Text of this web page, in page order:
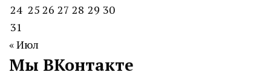
24 25 26 27 28 29 30
31
« Июл
Мы ВКонтакте